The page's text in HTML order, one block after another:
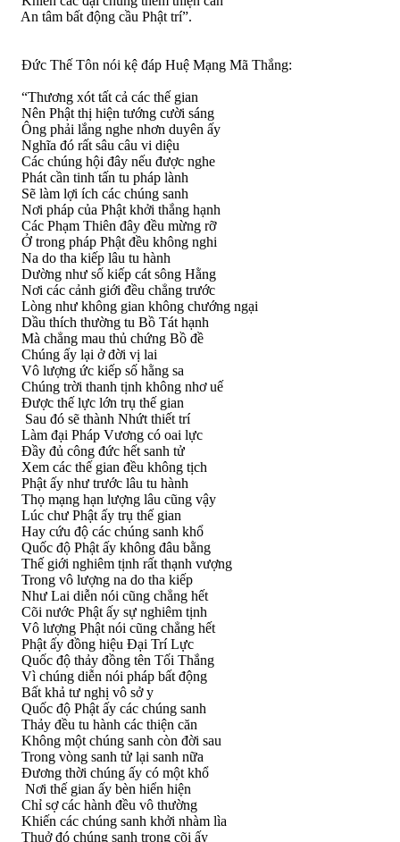
An tâm bất động cầu Phật trí”.
Ðức Thế Tôn nói kệ đáp Huệ Mạng Mã Thắng:
“Thương xót tất cả các thế gian
Nên Phật thị hiện tướng cười sáng
Ông phải lắng nghe nhơn duyên ấy
Nghĩa đó rất sâu câu vi diệu
Các chúng hội đây nếu được nghe
Phát cần tinh tấn tu pháp lành
Sẽ làm lợi ích các chúng sanh
Nơi pháp của Phật khởi thắng hạnh
Các Phạm Thiên đây đều mừng rỡ
Ở trong pháp Phật đều không nghi
Na do tha kiếp lâu tu hành
Dường như số kiếp cát sông Hằng
Nơi các cảnh giới đều chẳng trước
Lòng như không gian không chướng ngại
Dầu thích thường tu Bồ Tát hạnh
Mà chẳng mau thủ chứng Bồ đề
Chúng ấy lại ở đời vị lai
Vô lượng ức kiếp số hằng sa
Chúng trời thanh tịnh không nhơ uế
Ðược thế lực lớn trụ thế gian
Sau đó sẽ thành Nhứt thiết trí
Làm đại Pháp Vương có oai lực
Ðầy đủ công đức hết sanh tử
Xem các thế gian đều không tịch
Phật ấy như trước lâu tu hành
Thọ mạng hạn lượng lâu cũng vậy
Lúc chư Phật ấy trụ thế gian
Hay cứu độ các chúng sanh khổ
Quốc độ Phật ấy không đâu bằng
Thế giới nghiêm tịnh rất thạnh vượng
Trong vô lượng na do tha kiếp
Như Lai diễn nói cũng chẳng hết
Cõi nước Phật ấy sự nghiêm tịnh
Vô lượng Phật nói cũng chẳng hết
Phật ấy đồng hiệu Ðại Trí Lực
Quốc độ thảy đồng tên Tối Thắng
Vì chúng diễn nói pháp bất động
Bất khả tư nghị vô sở y
Quốc độ Phật ấy các chúng sanh
Thảy đều tu hành các thiện căn
Không một chúng sanh còn đời sau
Trong vòng sanh tử lại sanh nữa
Ðương thời chúng ấy có một khổ
Nơi thế gian ấy bèn hiển hiện
Chỉ sợ các hành đều vô thường
Khiến các chúng sanh khởi nhàm lìa
Thuở đó chúng sanh trong cõi ấy